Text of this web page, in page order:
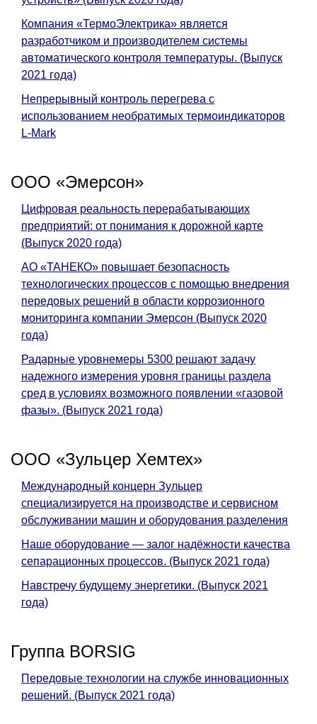
Компания «ТермоЭлектрика» является
разработчиком и производителем системы
автоматического контроля температуры. (Выпуск
2021 года)
Непрерывный контроль перегрева с
использованием необратимых термоиндикаторов
L-Mark
ООО «Эмерсон»
Цифровая реальность перерабатывающих
предприятий: от понимания к дорожной карте
(Выпуск 2020 года)
АО «ТАНЕКО» повышает безопасность
технологических процессов с помощью внедрения
передовых решений в области коррозионного
мониторинга компании Эмерсон (Выпуск 2020
года)
Радарные уровнемеры 5300 решают задачу
надежного измерения уровня границы раздела
сред в условиях возможного появлении «газовой
фазы». (Выпуск 2021 года)
ООО «Зульцер Хемтех»
Международный концерн Зульцер
специализируется на производстве и сервисном
обслуживании машин и оборудования разделения
Наше оборудование — залог надёжности качества
сепарационных процессов. (Выпуск 2021 года)
Навстречу будущему энергетики. (Выпуск 2021
года)
Группа BORSIG
Передовые технологии на службе инновационных
решений. (Выпуск 2021 года)